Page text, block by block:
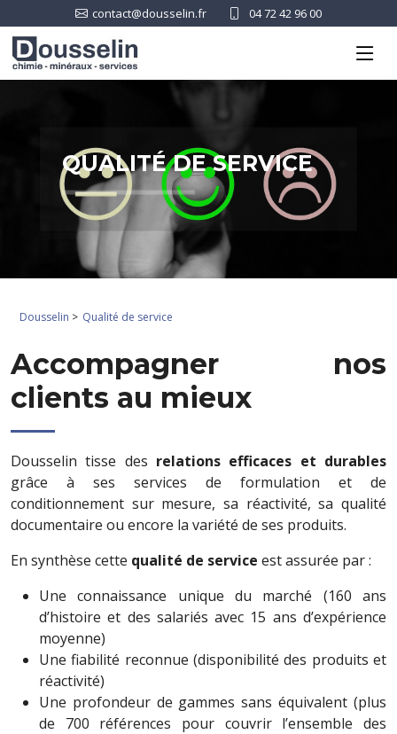
contact@dousselin.fr 04 72 42 96 00
QUALITÉ DE SERVICE
Dousselin > Qualité de service
Accompagner nos
clients au mieux
Dousselin tisse des relations efficaces et durables
grâce à ses services de formulation et de
conditionnement sur mesure, sa réactivité, sa qualité
documentaire ou encore la variété de ses produits.
En synthèse cette qualité de service est assurée par :
Une connaissance unique du marché (160 ans
d’histoire et des salariés avec 15 ans d’expérience
moyenne)
Une fiabilité reconnue (disponibilité des produits et
réactivité)
Une profondeur de gammes sans équivalent (plus
de 700 références pour couvrir l’ensemble des